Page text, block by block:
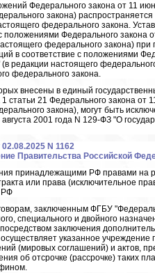
Федерального закона от 11
закона)
федерального закона.
положениями Федерального закона
федерального закона)
в соответствие с положениями
редакции настоящего
федерального закона.
внесены в единый
статьи 21 Федерального закона
закона), могут быть
2001 года N 129-ФЗ "О
N 1162
Правительства Российской
принадлежащими РФ правами на
или права (исключительное
РФ
заключенным ФГБУ
специального и двойного
заключения
указанное учреждение
(мировых соглашений) и актов,
об отсрочке (рассрочке) таких